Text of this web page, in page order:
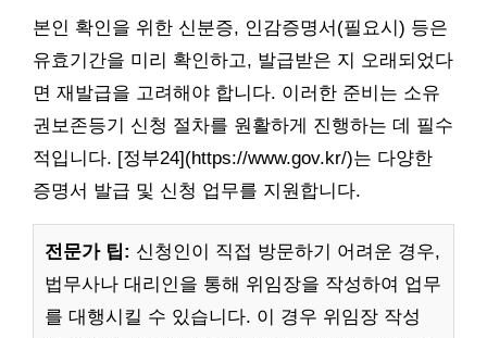
본인 확인을 위한 신분증, 인감증명서(필요시) 등은
유효기간을 미리 확인하고, 발급받은 지 오래되었다
면 재발급을 고려해야 합니다. 이러한 준비는 소유
권보존등기 신청 절차를 원활하게 진행하는 데 필수
적입니다. [정부24](https://www.gov.kr/)는 다양한
증명서 발급 및 신청 업무를 지원합니다.
전문가 팁: 신청인이 직접 방문하기 어려운 경우,
법무사나 대리인을 통해 위임장을 작성하여 업무
를 대행시킬 수 있습니다. 이 경우 위임장 작성